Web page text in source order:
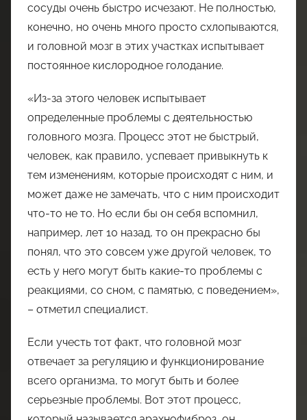
сосуды очень быстро исчезают. Не полностью,
конечно, но очень много просто схлопываются,
и головной мозг в этих участках испытывает
постоянное кислородное голодание.
«Из-за этого человек испытывает
определенные проблемы с деятельностью
головного мозга. Процесс этот не быстрый,
человек, как правило, успевает привыкнуть к
тем изменениям, которые происходят с ним, и
может даже не замечать, что с ним происходит
что-то не то. Но если бы он себя вспомнил,
например, лет 10 назад, то он прекрасно бы
понял, что это совсем уже другой человек, то
есть у него могут быть какие-то проблемы с
реакциями, со сном, с памятью, с поведением»,
– отметил специалист.
Если учесть тот факт, что головной мозг
отвечает за регуляцию и функционирование
всего организма, то могут быть и более
серьезные проблемы. Вот этот процесс,